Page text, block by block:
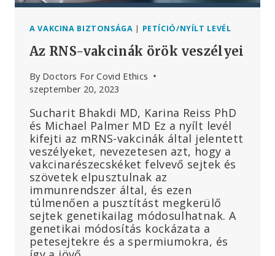
A VAKCINA BIZTONSÁGA | PETÍCIÓ/NYÍLT LEVÉL
Az RNS-vakcinák örök veszélyei
By Doctors For Covid Ethics
szeptember 20, 2023
Sucharit Bhakdi MD, Karina Reiss PhD
és Michael Palmer MD Ez a nyílt levél
kifejti az mRNS-vakcinák által jelentett
veszélyeket, nevezetesen azt, hogy a
vakcinarészecskéket felvevő sejtek és
szövetek elpusztulnak az
immunrendszer által, és ezen
túlmenően a pusztítást megkerülő
sejtek genetikailag módosulhatnak. A
genetikai módosítás kockázata a
petesejtekre és a spermiumokra, és